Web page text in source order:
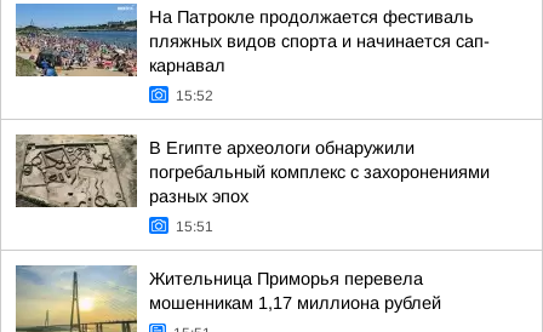
На Патрокле продолжается фестиваль
пляжных видов спорта и начинается сап-
карнавал
15:52
В Египте археологи обнаружили
погребальный комплекс с захоронениями
разных эпох
15:51
Жительница Приморья перевела
мошенникам 1,17 миллиона рублей